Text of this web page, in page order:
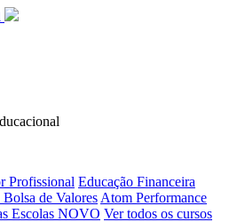
Profissional Educação Financeira
de Valores Atom Performance
Escolas NOVO Ver todos os cursos